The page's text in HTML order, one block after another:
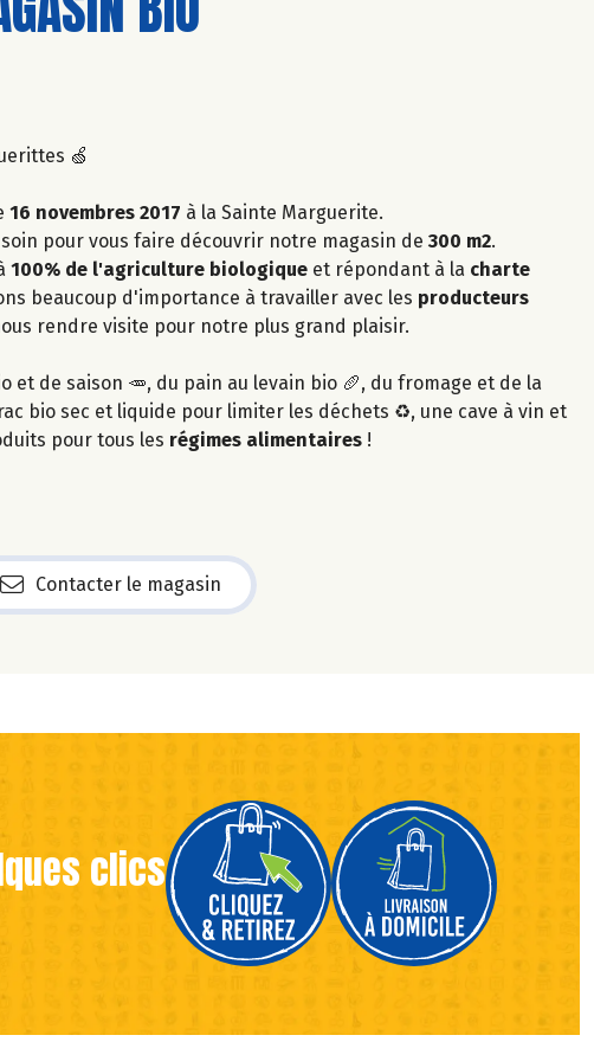
🍏
16 novembres 2017 à la Sainte Marguerite.
pour vous faire découvrir notre magasin de 300 m2.
100% de l'agriculture biologique et répondant à la charte
beaucoup d'importance à travailler avec les producteurs
rendre visite pour notre plus grand plaisir.
et de saison 🥕, du pain au levain bio 🥖, du fromage et de la
bio sec et liquide pour limiter les déchets ♻️, une cave à vin et
pour tous les régimes alimentaires !
Contacter le magasin
clics